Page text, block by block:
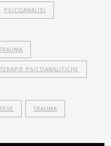
PSICOANALISI
TERAPIE PSICOANALITICHE
TRAUMA